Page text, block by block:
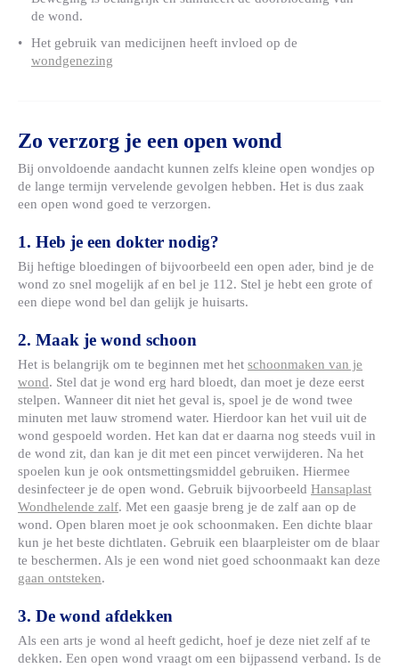
de wond.
Het gebruik van medicijnen heeft invloed op de
wondgenezing
Zo verzorg je een open wond
Bij onvoldoende aandacht kunnen zelfs kleine open wondjes op
de lange termijn vervelende gevolgen hebben. Het is dus zaak
een open wond goed te verzorgen.
1. Heb je een dokter nodig?
Bij heftige bloedingen of bijvoorbeeld een open ader, bind je de
wond zo snel mogelijk af en bel je 112. Stel je hebt een grote of
een diepe wond bel dan gelijk je huisarts.
2. Maak je wond schoon
Het is belangrijk om te beginnen met het schoonmaken van je
wond. Stel dat je wond erg hard bloedt, dan moet je deze eerst
stelpen. Wanneer dit niet het geval is, spoel je de wond twee
minuten met lauw stromend water. Hierdoor kan het vuil uit de
wond gespoeld worden. Het kan dat er daarna nog steeds vuil in
de wond zit, dan kan je dit met een pincet verwijderen. Na het
spoelen kun je ook ontsmettingsmiddel gebruiken. Hiermee
desinfecteer je de open wond. Gebruik bijvoorbeeld Hansaplast
Wondhelende zalf. Met een gaasje breng je de zalf aan op de
wond. Open blaren moet je ook schoonmaken. Een dichte blaar
kun je het beste dichtlaten. Gebruik een blaarpleister om de blaar
te beschermen. Als je een wond niet goed schoonmaakt kan deze
gaan ontsteken.
3. De wond afdekken
Als een arts je wond al heeft gedicht, hoef je deze niet zelf af te
dekken. Een open wond vraagt om een bijpassend verband. Is de